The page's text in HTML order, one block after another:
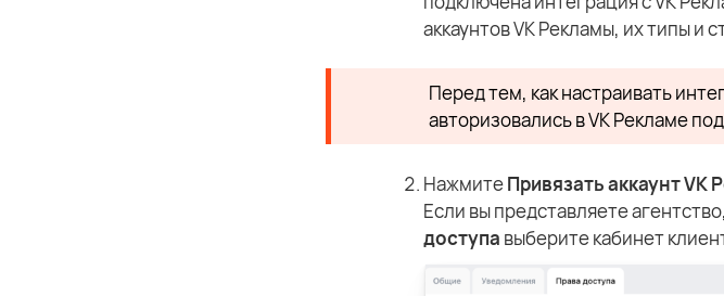
аккаунтов VK Рекламы, их типы и
Перед тем, как настраивать
авторизовались в VK Рекламе
НажмитеПривязать аккаунт VK
Если вы представляете
доступа выберите кабинет